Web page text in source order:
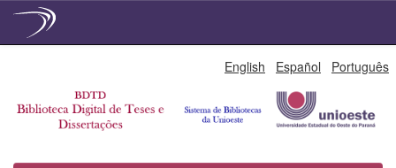
English Español Português